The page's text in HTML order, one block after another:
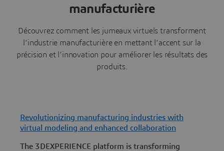
manufacturière
Découvrez comment les jumeaux virtuels transforment
l’industrie manufacturière en mettant l’accent sur la
précision et l’innovation pour améliorer les résultats des
produits.
Revolutionizing manufacturing industries with
virtual modeling and enhanced collaboration
The 3DEXPERIENCE platform is transforming